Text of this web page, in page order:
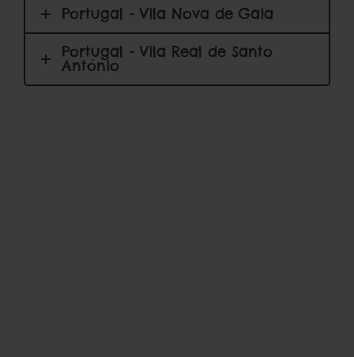
Portugal - Vila Nova de Gaia
Portugal - Vila Real de Santo
António